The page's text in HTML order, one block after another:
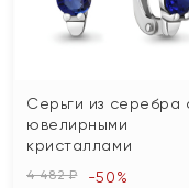
Серьги из серебра
ювелирными
кристаллами
4 482 ₽ -50%